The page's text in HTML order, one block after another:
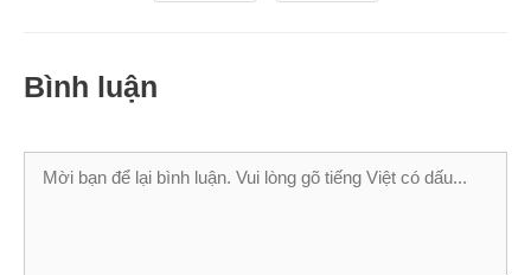
Bình luận
Bình